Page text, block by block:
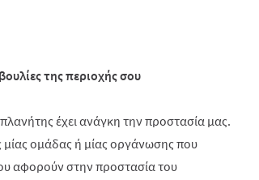
της περιοχής σου
έχει ανάγκη την προστασία μας.
μίας ομάδας ή μίας οργάνωσης που
αφορούν στην προστασία του